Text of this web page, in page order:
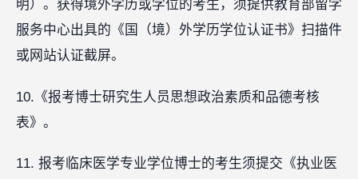
明）。获得境外学历或学位的考生，须提供教育部留学
服务中心出具的《国（境）外学历学位认证书》扫描件
或网站认证截屏。
10.《报考博士研究生人员思想政治素质和品德考核
表》。
11. 报考临床医学专业学位博士的考生须提交《执业医